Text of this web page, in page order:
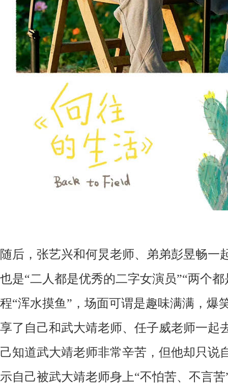
随后 ，张艺兴和何炅老师、 弟弟彭昱畅一
也是“二人都是优秀的二字女演员”“两个都
程“浑水摸鱼” ，场面可谓是趣味满满， 爆
享了自己和武大靖老师、 任子威老师一起
己知道武大靖老师非常辛苦 ， 但他却只说
示自己被武大靖老师身上“不怕苦、 不言苦